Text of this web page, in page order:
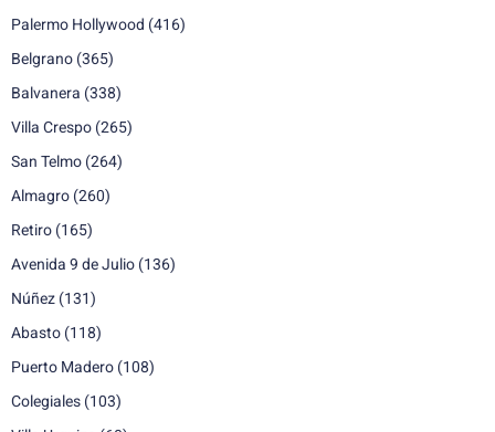
Palermo Hollywood (416)
Belgrano (365)
Balvanera (338)
Villa Crespo (265)
San Telmo (264)
Almagro (260)
Retiro (165)
Avenida 9 de Julio (136)
Núñez (131)
Abasto (118)
Puerto Madero (108)
Colegiales (103)